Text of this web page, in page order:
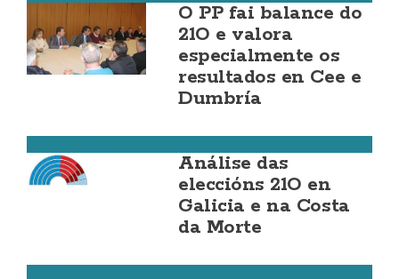
O PP fai balance do
21O e valora
especialmente os
resultados en Cee e
Dumbría
Análise das
eleccións 21O en
Galicia e na Costa
da Morte